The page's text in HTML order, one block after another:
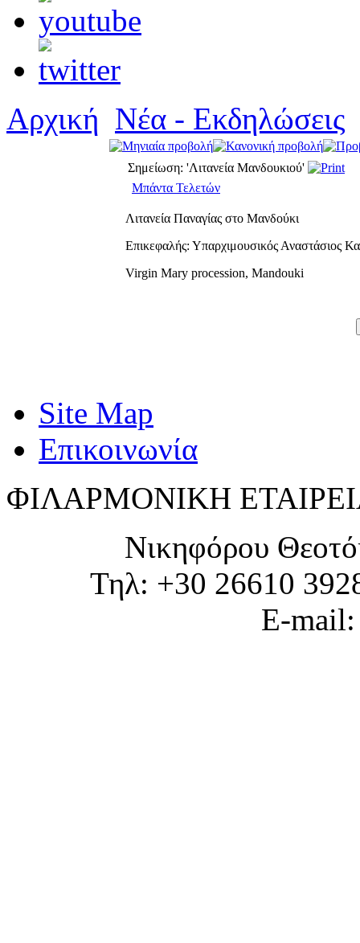
Αρχική Νέα - Εκδηλώσεις
Σημείωση: 'Λιτανεία Μανδουκιού'
Μπάντα Τελετών
Λιτανεία Παναγίας στο Μανδούκι
Επικεφαλής: Υπαρχιμουσικός Αναστάσιος
Virgin Mary procession, Mandouki
Site Map
Επικοινωνία
ΦΙΛΑΡΜΟΝΙΚΗ
Νικηφόρου
Τηλ: +30 26610
E-